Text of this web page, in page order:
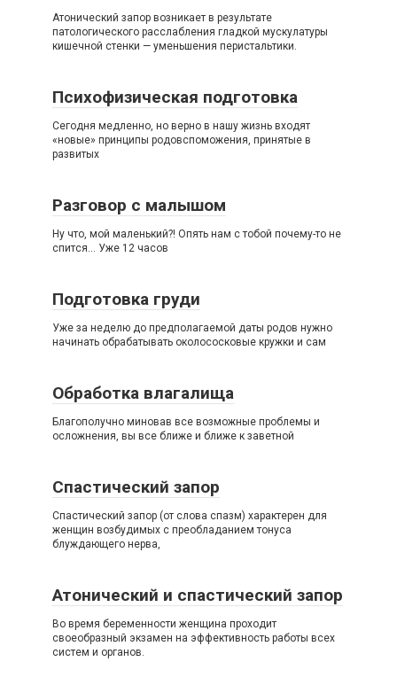
Атонический запор возникает в результате
патологического расслабления гладкой мускулатуры
кишечной стенки — уменьшения перистальтики.
Психофизическая подготовка
Сегодня медленно, но верно в нашу жизнь входят
«новые» принципы родовспоможения, принятые в
развитых
Разговор с малышом
Ну что, мой маленький?! Опять нам с тобой почему-то не
спится… Уже 12 часов
Подготовка груди
Уже за неделю до предполагаемой даты родов нужно
начинать обрабатывать околососковые кружки и сам
Обработка влагалища
Благополучно миновав все возможные проблемы и
осложнения, вы все ближе и ближе к заветной
Спастический запор
Спастический запор (от слова спазм) характерен для
женщин возбудимых с преобладанием тонуса
блуждающего нерва,
Атонический и спастический запор
Вo время беременности женщина проходит
своеобразный экзамен на эффективность работы всех
систем и органов.